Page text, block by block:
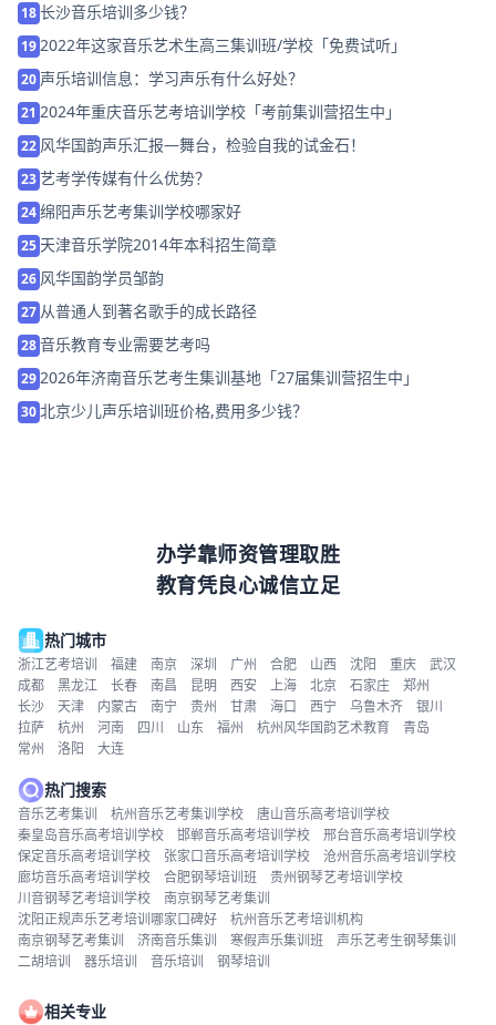
18长沙音乐培训多少钱？
192022年这家音乐艺术生高三集训班/学校「免费试听」
20 声乐培训信息：学习声乐有什么好处？
21 2024年重庆音乐艺考培训学校「考前集训营招生中」
22 风华国韵声乐汇报—舞台，检验自我的试金石！
23艺考学传媒有什么优势？
24绵阳声乐艺考集训学校哪家好
25 天津音乐学院2014年本科招生简章
26 风华国韵学员邹韵
27 从普通人到著名歌手的成长路径
28音乐教育专业需要艺考吗
292026年济南音乐艺考生集训基地「27届集训营招生中」
30北京少儿声乐培训班价格,费用多少钱？
办学靠师资管理取胜
教育凭良心诚信立足
热门城市
浙江艺考培训 福建 南京 深圳 广州 合肥 山西 沈阳 重庆
武汉
成都
黑龙江 长春 南昌 昆明 西安 上海 北京 石家庄
郑州
长沙
天津 内蒙古 南宁 贵州 甘肃 海口 西宁 乌鲁木齐
银川
拉萨
杭州 河南 四川 山东 福州 杭州风华国韵艺术教育
青岛
常州
洛阳 大连
热门搜索
音乐艺考集训 杭州音乐艺考集训学校
唐山音乐高考培训学校
秦皇岛音乐高考培训学校
邯郸音乐高考培训学校
邢台音乐高考培训学校
保定音乐高考培训学校
张家口音乐高考培训学校
沧州音乐高考培训学校
廊坊音乐高考培训学校
合肥钢琴培训班
贵州钢琴艺考培训学校
川音钢琴艺考培训学校
南京钢琴艺考集训
沈阳正规声乐艺考培训哪家口碑好
杭州音乐艺考培训机构
南京钢琴艺考集训
济南音乐集训 寒假声乐集训班
声乐艺考生钢琴集训
二胡培训
器乐培训 音乐培训 钢琴培训
相关专业